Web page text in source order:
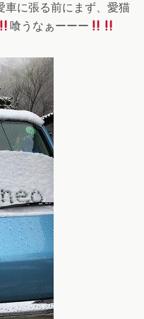
車に張る前にまず、愛猫
喰うなぁーーー